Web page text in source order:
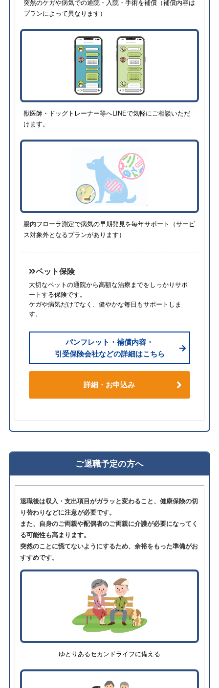
突然のケガや病気での通院・入院・手術を補償（補償内容は
プランによって異なります）
獣医師・ドッグトレーナー等へLINEで気軽にご相談いただ
けます。
腸内フローラ測定で病気の早期発見を毎年サポート（サービ
ス対象外となるプランがあります）
ペット保険
大切なペットの通院から高額な治療までをしっかりサポ
ートする保険です。
ケガや病気だけでなく、健やかな毎日もサポートしま
す。
パンフレット・補償内容・
引受保険会社などの詳細はこちら
詳細・お申込み
ご退職予定の方へ
退職後は収入・支出項目がガラッと変わること、健康保険の切
り替わりなどに注意が必要です。
また、自身のご両親や配偶者のご両親に介護が必要になってく
る可能性も高まります。
突然のことに慌てないようにするため、余裕をもった準備がお
すすめです。
ゆとりあるセカンドライフに備える